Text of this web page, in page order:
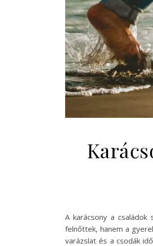
A karácsony a családok
felnőttek, hanem a
varázslat és a csodák